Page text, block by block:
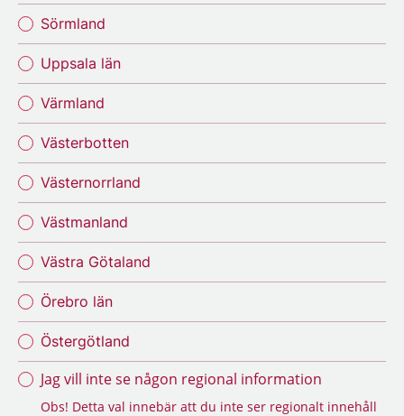
Sörmland
Uppsala län
Värmland
Västerbotten
Västernorrland
Västmanland
Västra Götaland
Örebro län
Östergötland
Jag vill inte se någon regional information
Obs! Detta val innebär att du inte ser regionalt innehåll